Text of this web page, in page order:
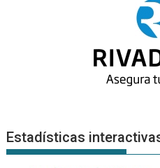
Estadísticas